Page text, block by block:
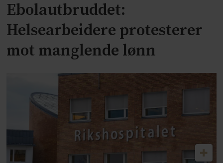
Ebolautbruddet:
Helsearbeidere protesterer
mot manglende lønn